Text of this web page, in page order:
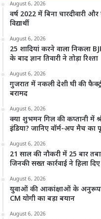
August 6, 2026
वर्ष 2022 में बिना
विद्यार्थी
August 6, 2026
25 शादियां करने वाला निकला
के बाद ज्ञान तिवारी ने तोड़ा रिश्ता
August 6, 2026
गुजरात में नकली देशी घी की
बरामद
August 6, 2026
क्या शुभमन गिल की कप्तानी में
इंडिया? जानिए वॉर्म-अप मैच का
August 6, 2026
21 साल की नौकरी में 25 बार
जिनकी सख्त कार्रवाई ने हिला
August 6, 2026
युवाओं की आकांक्षाओं के अनुरूप
CM योगी का बड़ा बयान
August 6, 2026